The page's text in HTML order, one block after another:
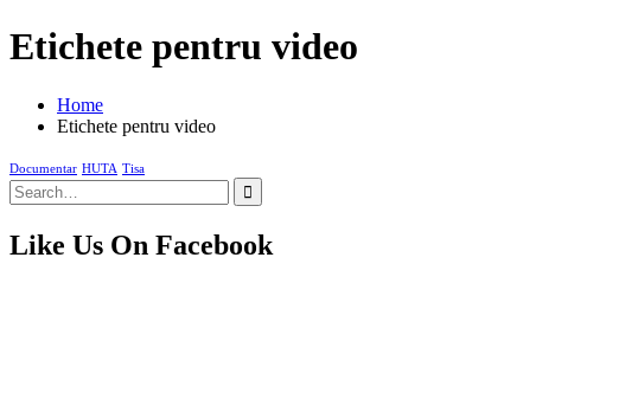
Etichete pentru video
Home
Etichete pentru video
Documentar HUTA Tisa
Search
for:
Like Us On Facebook